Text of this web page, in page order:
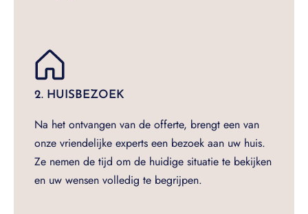
2. HUISBEZOEK
Na het ontvangen van de offerte, brengt een van
onze vriendelijke experts een bezoek aan uw huis.
Ze nemen de tijd om de huidige situatie te bekijken
en uw wensen volledig te begrijpen.